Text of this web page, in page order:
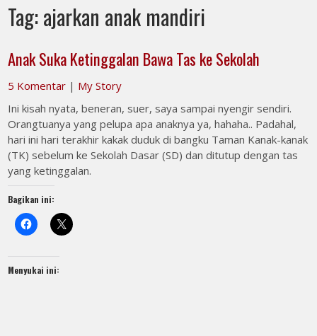
Tag:ajarkan anak mandiri
Anak Suka Ketinggalan Bawa Tas ke Sekolah
5 Komentar | My Story
Ini kisah nyata, beneran, suer, saya sampai nyengir sendiri.
Orangtuanya yang pelupa apa anaknya ya, hahaha.. Padahal,
hari ini hari terakhir kakak duduk di bangku Taman Kanak-kanak
(TK) sebelum ke Sekolah Dasar (SD) dan ditutup dengan tas
yang ketinggalan.
Bagikan ini:
Menyukai ini: